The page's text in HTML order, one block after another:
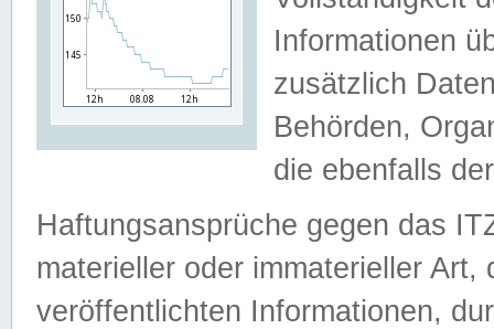
Informationen
zusätzlich
Behörden,
die ebenfalls
Haftungsansprüche gegen das
materieller oder immaterieller
veröffentlichten Informationen,